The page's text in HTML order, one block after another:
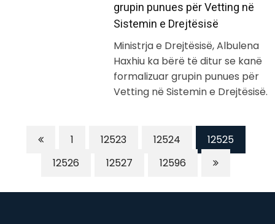
grupin punues për Vetting në
Sistemin e Drejtësisë
Ministrja e Drejtësisë, Albulena
Haxhiu ka bërë të ditur se kanë
formalizuar grupin punues për
Vetting në Sistemin e Drejtësisë.
1 12523 12524
12525
12526
12527 12596